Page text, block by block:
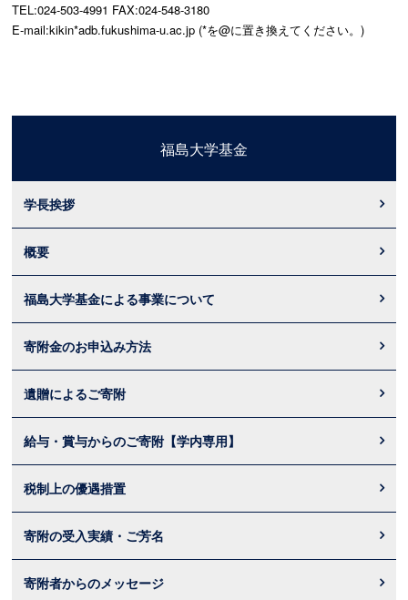
TEL:024-503-4991 FAX:024-548-3180
E-mail:kikin*adb.fukushima-u.ac.jp (*を@に置き換えてください。)
福島大学基金
学長挨拶
概要
福島大学基金による事業について
寄附金のお申込み方法
遺贈によるご寄附
給与・賞与からのご寄附【学内専用】
税制上の優遇措置
寄附の受入実績・ご芳名
寄附者からのメッセージ